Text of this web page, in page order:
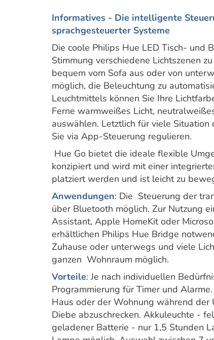
Informatives - Die intelligente
sprachgesteuerter Systeme
Die coole Philips Hue LED Tisch- und
Stimmung verschiedene Lichtszenen
bequem vom Sofa aus oder von
möglich, die Beleuchtung zu
Leuchtmittels können Sie Ihre
Ferne warmweißes Licht,
auswählen. Letztlich für viele
Sie via App-Steuerung regulieren.
Hue Go bietet die ideale flexible
konzipiert und wird mit einer
platziert werden und ist leicht zu
Anwendungen: Die Steuerung der
über Bluetooth möglich. Zur Nutzung
Assistant, Apple HomeKit oder
erhältlichen Philips Hue Bridge
Zuhause oder unterwegs und viele
ganzen Wohnraum möglich.
Vorteile: Je nach individuellen
Programmierung für Timer und
Haus oder der Wohnung während
Diebe abzuschrecken. Akkuleuchte -
geladener Batterie - nur 1,5 Stunden